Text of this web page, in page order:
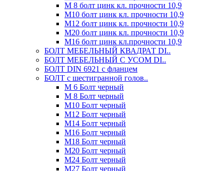
М 8 болт цинк кл. прочности 10,9
М10 болт цинк кл. прочности 10,9
М12 болт цинк кл. прочности 10,9
М20 болт цинк кл. прочности 10,9
М16 болт цинк кл.прочности 10,9
БОЛТ МЕБЕЛЬНЫЙ КВАДРАТ DI..
БОЛТ МЕБЕЛЬНЫЙ С УСОМ DI..
БОЛТ DIN 6921 c фланцем
БОЛТ с шестигранной голов..
М 6 Болт черный
М 8 Болт черный
М10 Болт черный
М12 Болт черный
М14 Болт черный
М16 Болт черный
М18 Болт черный
М20 Болт черный
М24 Болт черный
М27 Болт черный